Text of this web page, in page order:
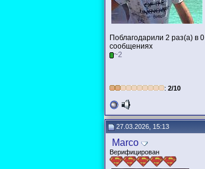
Поблагодарили 2 раз(а) в 0
сообщениях
~2
: 2/10
27.03.2026, 15:13
Marco
Верифицирован